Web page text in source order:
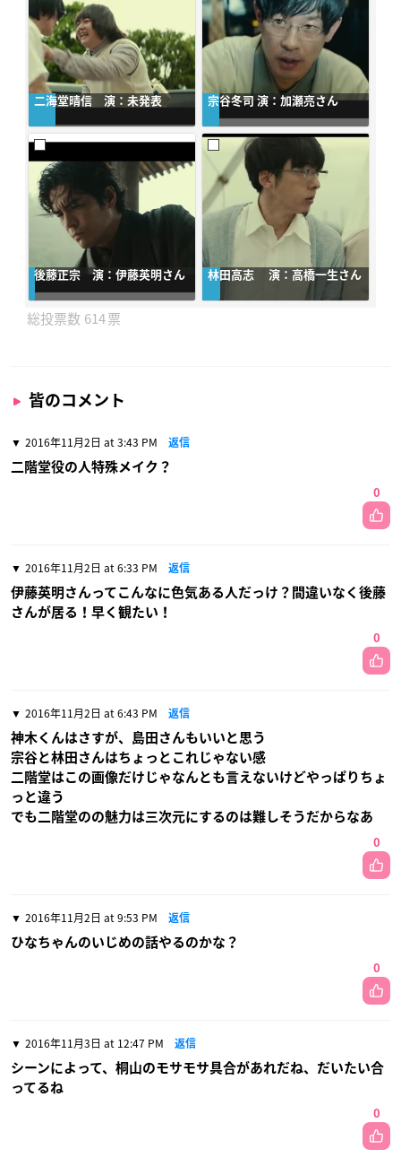
二海堂晴信 演：未発表 宗谷冬司 演：加瀬亮さん
後藤正宗 演：伊藤英明さん 林田高志 演：高橋一生さん
614
皆のコメント
2016年11月2日 at 3:43 PM 返信
二階堂役の人特殊メイク？
0
2016年11月2日 at 6:33 PM 返信
伊藤英明さんってこんなに色気ある人だっけ？間違いなく後藤
さんが居る！早く観たい！
0
2016年11月2日 at 6:43 PM 返信
神木くんはさすが、島田さんもいいと思う
宗谷と林田さんはちょっとこれじゃない感
二階堂はこの画像だけじゃなんとも言えないけどやっぱりちょ
っと違う
でも二階堂のの魅力は三次元にするのは難しそうだからなあ
0
2016年11月2日 at 9:53 PM 返信
ひなちゃんのいじめの話やるのかな？
0
2016年11月3日 at 12:47 PM 返信
シーンによって、桐山のモサモサ具合があれだね、だいたい合
ってるね
0